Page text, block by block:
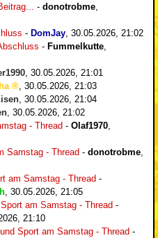
- donotrobme
- DomJay 30.05.2026, 21:02
- Fummelkutte
30.05.2026, 21:01
30.05.2026, 21:03
30.05.2026, 21:04
30.05.2026, 21:02
- Thread - Olaf1970
Samstag - Thread - donotrobme
am Samstag - Thread -
30.05.2026, 21:05
am Samstag - Thread -
21:10
Sport am Samstag - Thread -